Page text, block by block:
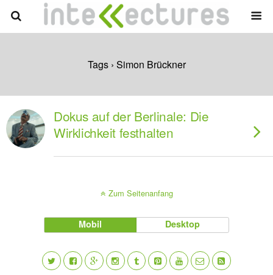
Tags › Simon Brückner
Dokus auf der Berlinale: Die
Wirklichkeit festhalten
Zum Seitenanfang
Mobil Desktop